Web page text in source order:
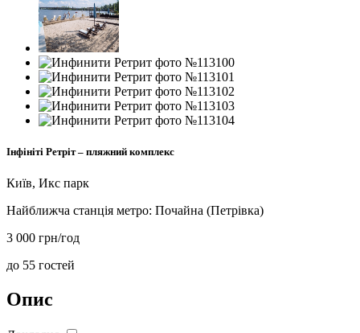
Інфініті Ретріт – пляжний комплекс
Київ, Икс парк
Найближча станція метро: Почайна (Петрівка)
3 000 грн/год
до 55 гостей
Опис